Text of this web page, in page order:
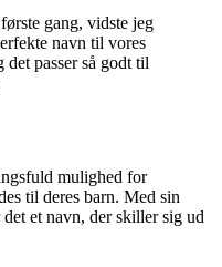
gang, vidste jeg
navn til vores
passer så godt til
mulighed for
til deres barn. Med sin
et navn, der skiller sig ud